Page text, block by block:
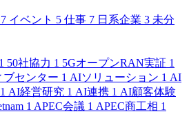
イベント 5 仕事 7 日系企業 3 未分
1 50社協力 1 5GオープンRAN実証 1
センター 1 AIソリューション 1 AI
1 AI経営研究 1 AI連携 1 AI顧客体験
1 APEC会議 1 APEC商工相 1